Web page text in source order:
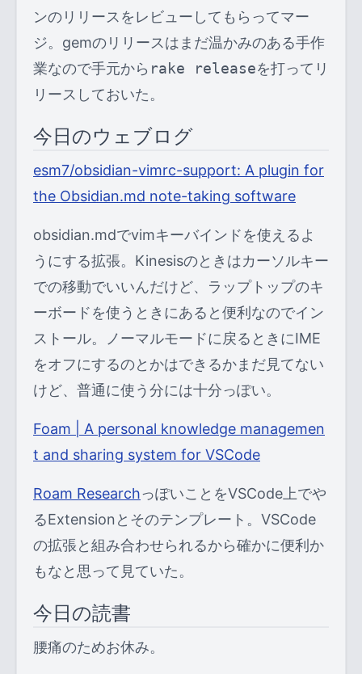
ンのリリースをレビューしてもらってマー
ジ。gemのリリースはまだ温かみのある手作
業なので手元から rake releaseを打ってリ
リースしておいた。
今日のウェブログ
esm7/obsidian-vimrc-support: A plugin for
the Obsidian.md note-taking software
obsidian.mdでvimキーバインドを使えるよ
うにする拡張。Kinesisのときはカーソルキー
での移動でいいんだけど、ラップトップのキ
ーボードを使うときにあると便利なのでイン
ストール。ノーマルモードに戻るときにIME
をオフにするのとかはできるかまだ見てない
けど、普通に使う分には十分っぽい。
Foam | A personal knowledge managemen
t and sharing system for VSCode
Roam ResearchっぽいことをVSCode上でや
るExtensionとそのテンプレート。VSCode
の拡張と組み合わせられるから確かに便利か
もなと思って見ていた。
今日の読書
腰痛のためお休み。